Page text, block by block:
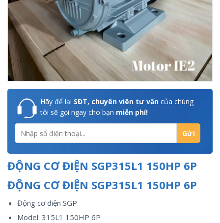
Hãy để lại SĐT, chuyên viên tư vấn của chúng
tôi sẽ gọi ngay cho bạn miễn phí!
ĐỘNG CƠ ĐIỆN SGP315L1 150HP 6P
ĐỘNG CƠ ĐIỆN SGP315L1 150HP 6P
Động cơ điện SGP
Model: 315L1 150HP 6P